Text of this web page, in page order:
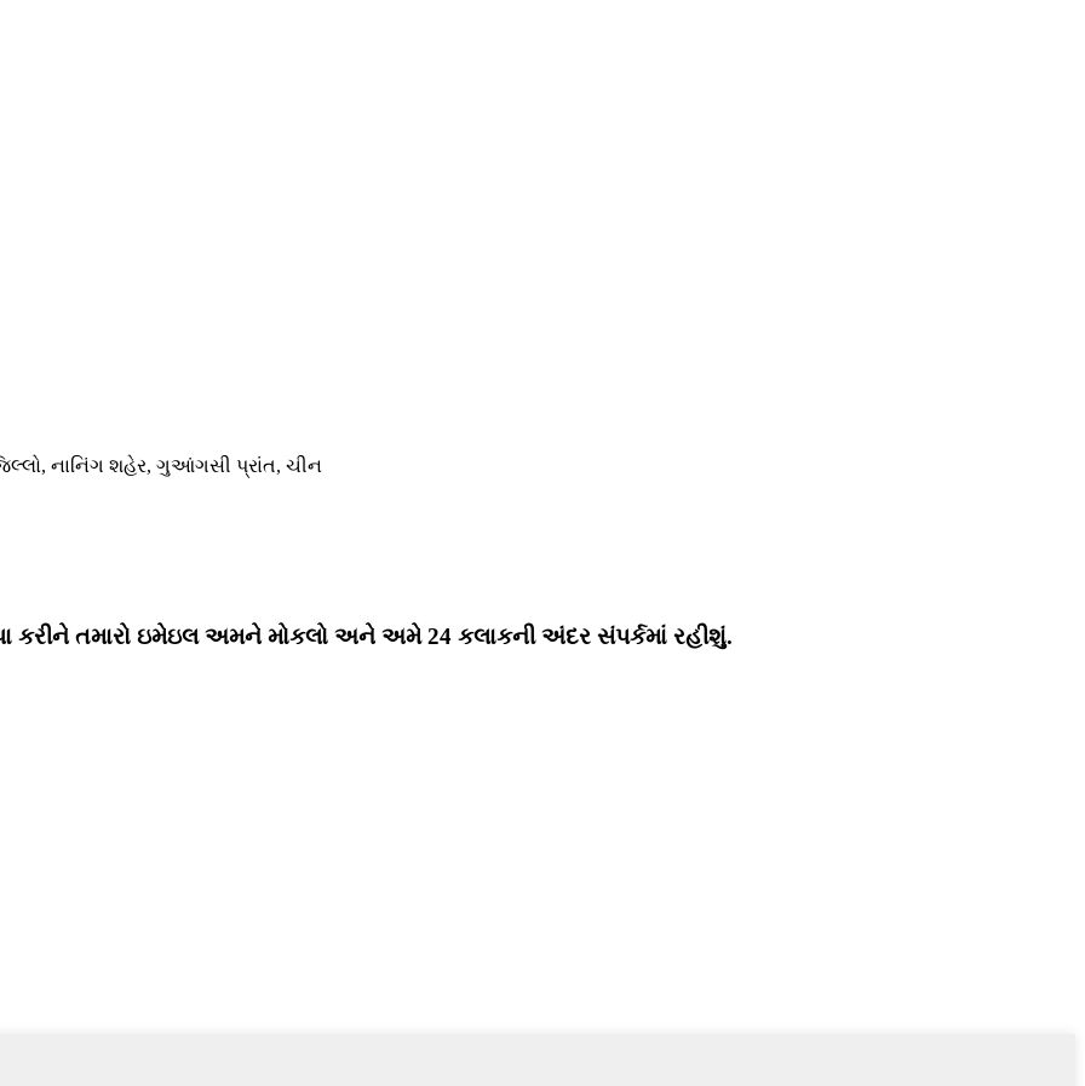
નાનિંગ શહેર, ગુઆંગસી પ્રાંત, ચીન
કરીને તમારો ઇમેઇલ અમને મોકલો અને અમે 24 કલાકની અંદર સંપર્કમાં રહીશું.